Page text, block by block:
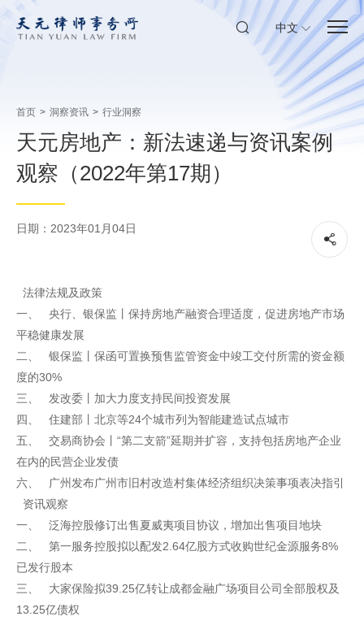
中文
首页 > 洞察资讯 > 行业洞察
天元房地产：新法速递与资讯案例
观察（2022年第17期）
日期：2023年01月04日
法律法规及政策
一、 央行、银保监丨保持房地产融资合理适度，促进房地产市场
平稳健康发展
二、 银保监丨保函可置换预售监管资金中竣工交付所需的资金额
度的30%
三、 发改委丨加大力度支持民间投资发展
四、 住建部丨北京等24个城市列为智能建造试点城市
五、 交易商协会丨“第二支箭”延期并扩容，支持包括房地产企业
在内的民营企业发债
六、 广州发布广州市旧村改造村集体经济组织决策事项表决指引
资讯观察
一、 泛海控股修订出售夏威夷项目协议，增加出售项目地块
二、 第一服务控股拟以配发2.64亿股方式收购世纪金源服务8%
已发行股本
三、 大家保险拟39.25亿转让成都金融广场项目公司全部股权及
13.25亿债权